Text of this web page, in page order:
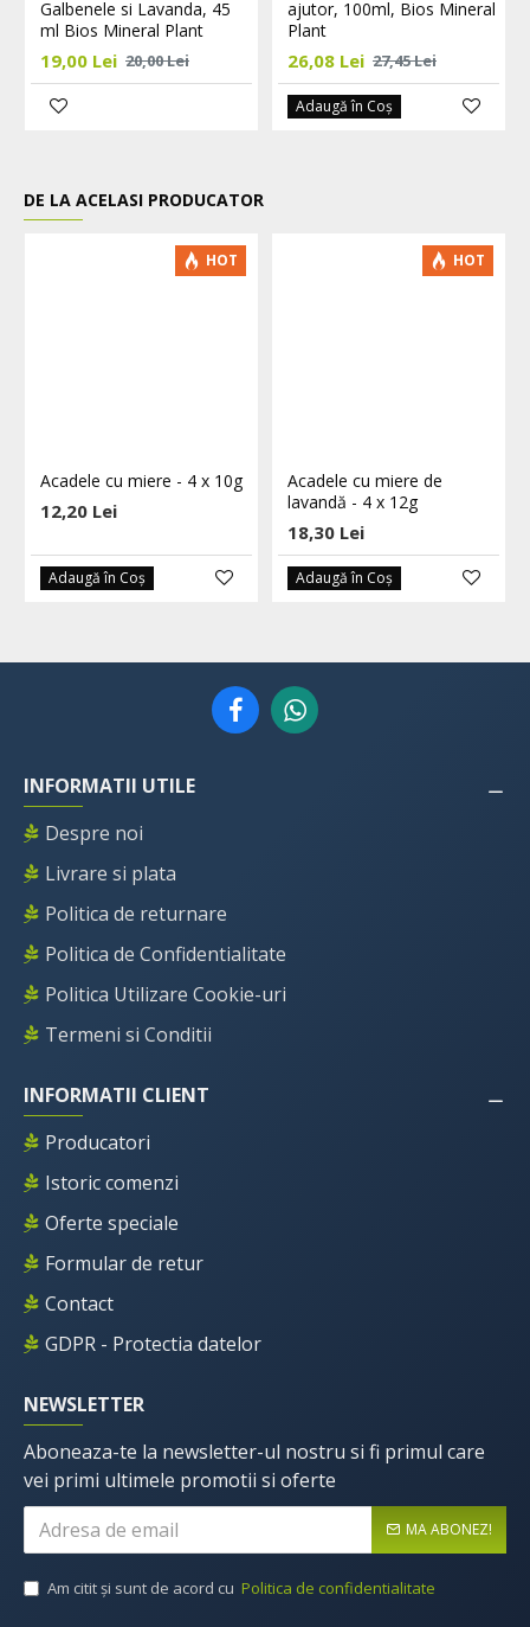
Galbenele si Lavanda, 45
ml Bios Mineral Plant
19,00 Lei 20,00 Lei
ajutor, 100ml, Bios Mineral
Plant
26,08 Lei 27,45 Lei
Adaugă în Coş
DE LA ACELASI PRODUCATOR
HOT
Acadele cu miere - 4 x 10g
12,20 Lei
Adaugă în Coş
HOT
Acadele cu miere de
lavandă - 4 x 12g
18,30 Lei
Adaugă în Coş
INFORMATII UTILE
Despre noi
Livrare si plata
Politica de returnare
Politica de Confidentialitate
Politica Utilizare Cookie-uri
Termeni si Conditii
INFORMATII CLIENT
Producatori
Istoric comenzi
Oferte speciale
Formular de retur
Contact
GDPR - Protectia datelor
NEWSLETTER
Aboneaza-te la newsletter-ul nostru si fi primul care
vei primi ultimele promotii si oferte
MA ABONEZ!
Am citit şi sunt de acord cu Politica de confidentialitate